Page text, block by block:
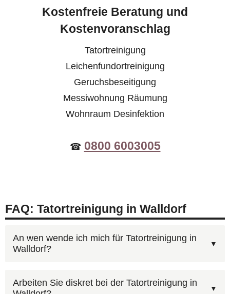
Kostenfreie Beratung und
Kostenvoranschlag
Tatortreinigung
Leichenfundortreinigung
Geruchsbeseitigung
Messiwohnung Räumung
Wohnraum Desinfektion
☎ 0800 6003005
FAQ: Tatortreinigung in Walldorf
An wen wende ich mich für Tatortreinigung in
Walldorf?
Für Tatortreinigung in Walldorf erreichen Sie uns
Arbeiten Sie diskret bei der Tatortreinigung in